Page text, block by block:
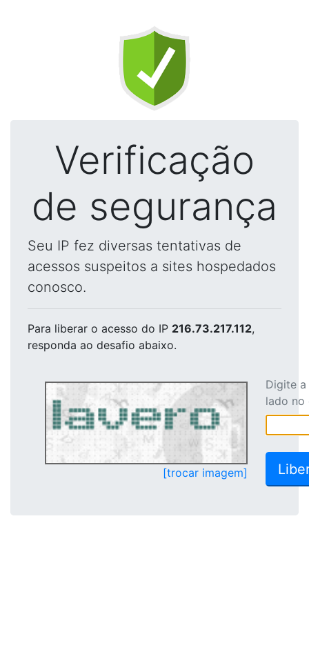
Verificação
de segurança
Seu IP fez diversas tentativas de
acessos suspeitos a sites hospedados
conosco.
Para liberar o acesso do IP 216.73.217.112,
responda ao desafio abaixo.
[trocar imagem]
Digite
lado no